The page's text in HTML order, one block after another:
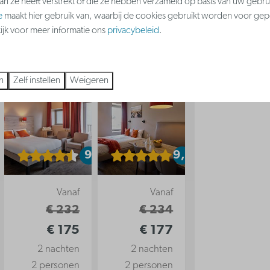
Meer informatie
9
Vanaf
€ 232
€ 175
2 nachten
2 personen
9,5
Vanaf
€ 234
€ 177
2 nachten
2 personen
maakt hier gebruik van, waarbij de cookies gebruikt worden voor
voor meer informatie ons privacybeleid.
Zelf instellen Weigeren